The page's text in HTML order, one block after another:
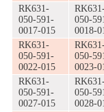
RK631-
050-591-
0017-015
050-
0018-
RK631-
050-591-
0022-015
050-
0023-
RK631-
050-591-
0027-015
050-
0028-